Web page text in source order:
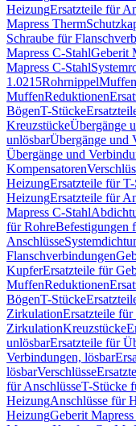
HeizungErsatzteile für
Mapress Therm
Schraube für
Mapress C-StahlGeberit
Mapress C-Stahl
1.0215RohrnippelMuffen
MuffenReduktionen
BögenT-Stücke
KreuzstückeÜbergänge
unlösbarÜbergänge und
Übergänge und
Kompensatoren
HeizungErsatzteile für
HeizungErsatzteile für
Mapress C-Stahl
für RohreBefestigungen
Anschlüsse
Flanschverbindungen
KupferErsatzteile für
MuffenReduktionen
BögenT-Stücke
ZirkulationErsatzteile
ZirkulationKreuzstücke
unlösbarErsatzteile für
Verbindungen, lösbar
lösbarVerschlüsse
für AnschlüsseT-Stücke
HeizungAnschlüsse für
HeizungGeberit